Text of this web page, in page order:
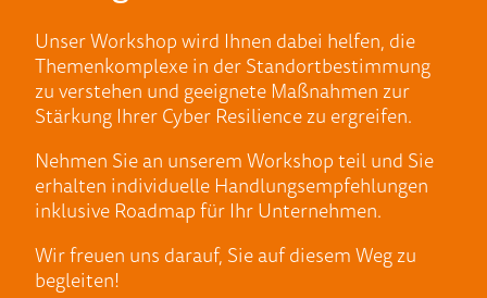
Unser Workshop wird Ihnen dabei helfen, die
Themenkomplexe in der Standortbestimmung
zu verstehen und geeignete Maßnahmen zur
Stärkung Ihrer Cyber Resilience zu ergreifen.
Nehmen Sie an unserem Workshop teil und Sie
erhalten individuelle Handlungsempfehlungen
inklusive Roadmap für Ihr Unternehmen.
Wir freuen uns darauf, Sie auf diesem Weg zu
begleiten!